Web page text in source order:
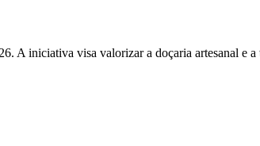
A iniciativa visa valorizar a doçaria artesanal e